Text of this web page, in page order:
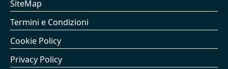
SiteMap
Termini e Condizioni
Cookie Policy
Privacy Policy